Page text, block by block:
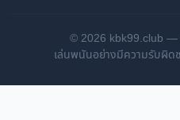
© 2026 kbk99.club —
เล่นพนันอย่างมีความรับผิด